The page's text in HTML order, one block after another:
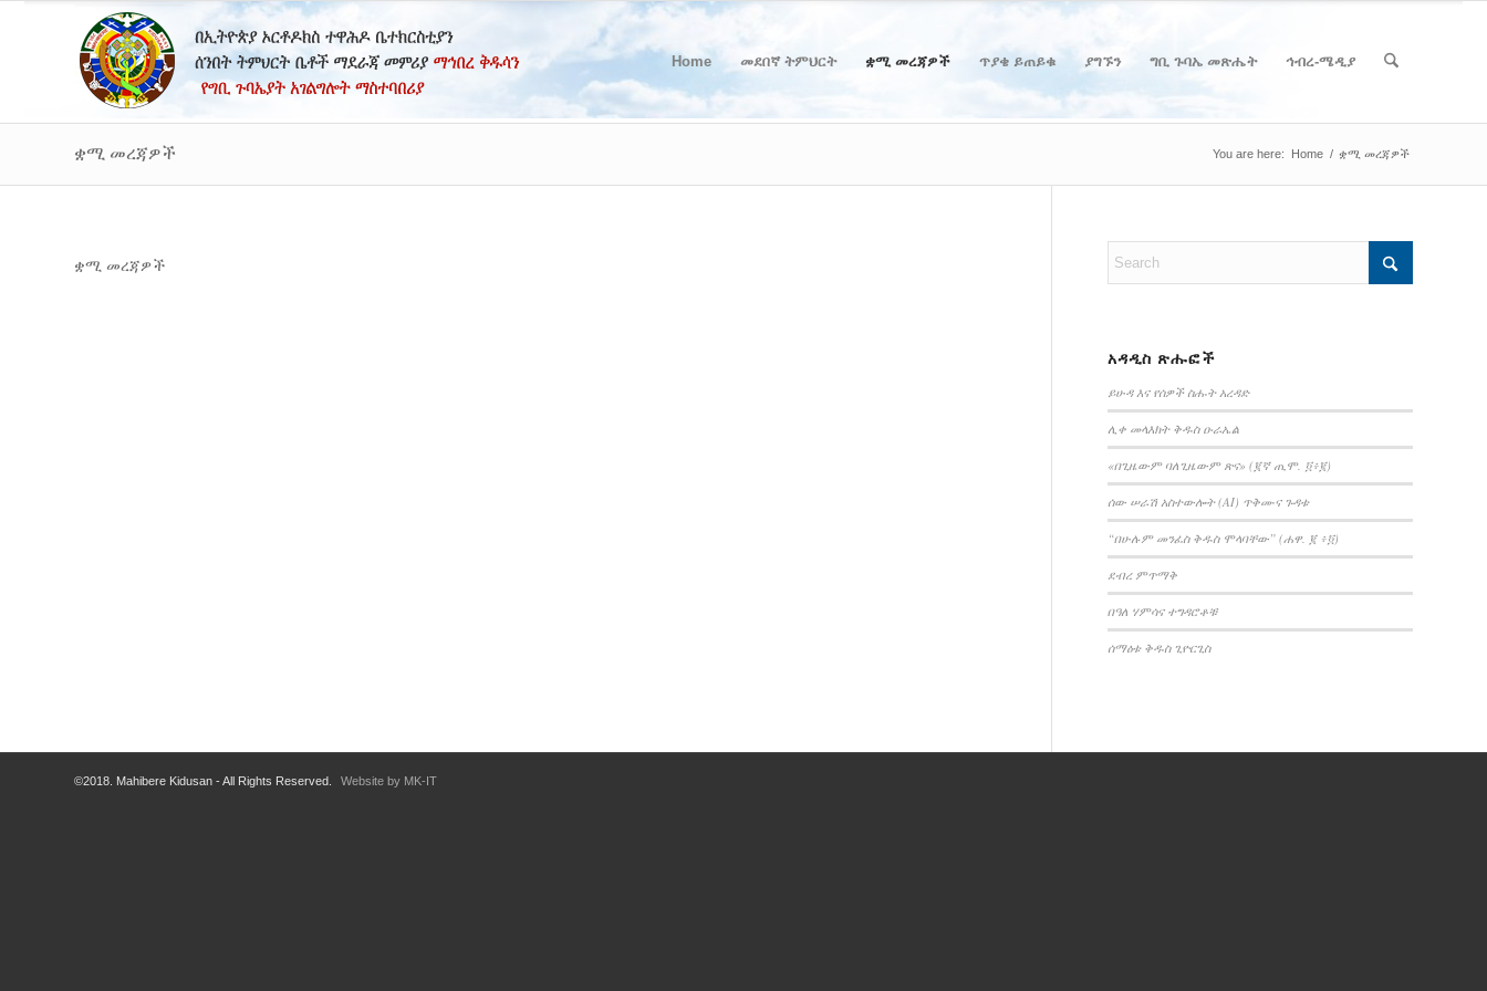
Home መደበኛ ትምህርት ቋሚ መረጃዎች ጥያቄ ይጠይቁ ያግኙን ግቢ ጉባኤ መጽሔት ኅብረ-ሜዲያ
ቋሚ መረጃዎች You are here: Home / ቋሚ መረጃዎች
ቋሚ መረጃዎች
አዳዲስ ጽሑፎች
ይሁዳ እና የሰዎች ስሑት አረዳድ
ሊቀ መላእክት ቅዱስ ዑራኤል
«በጊዜውም ባለጊዜውም ጽና» (፪ኛ ጢሞ. ፬፥፪)
ሰው ሠራሽ አስተውሎት (AI) ጥቅሙና ጉዳቱ
“በሁሉም መንፈስ ቅዱስ ሞላባቸው” (ሐዋ. ፪ ፥፬)
ደብረ ምጥማቅ
በዓለ ሃምሳና ተግዳሮቶቹ
ሰማዕቱ ቅዱስ ጊዮርጊስ
©2018. Mahibere Kidusan - All Rights Reserved. Website by MK-IT